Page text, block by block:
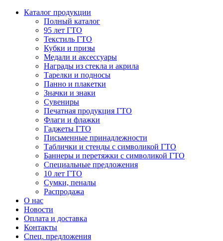
Каталог продукции
Полный каталог
95 лет ГТО
Текстиль ГТО
Кубки и призы
Медали и аксессуары
Награды из стекла и акрила
Тарелки и подносы
Панно и плакетки
Значки и знаки
Сувениры
Печатная продукция ГТО
Флаги и флажки
Гаджеты ГТО
Письменные принадлежности
Таблички и стенды с символикой ГТО
Баннеры и перетяжки с символикой ГТО
Специальные предложения
10 лет ГТО
Сумки, пеналы
Распродажа
О нас
Новости
Оплата и доставка
Контакты
Спец. предложения